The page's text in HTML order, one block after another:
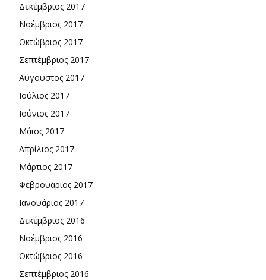
Δεκέμβριος 2017
Νοέμβριος 2017
Οκτώβριος 2017
Σεπτέμβριος 2017
Αύγουστος 2017
Ιούλιος 2017
Ιούνιος 2017
Μάιος 2017
Απρίλιος 2017
Μάρτιος 2017
Φεβρουάριος 2017
Ιανουάριος 2017
Δεκέμβριος 2016
Νοέμβριος 2016
Οκτώβριος 2016
Σεπτέμβριος 2016